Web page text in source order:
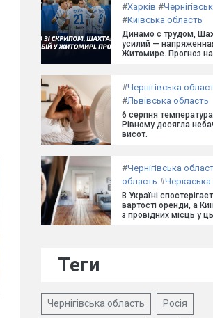
#Харків #
#Київська область
Динамо с трудом,
усилий —
Житомире. Прогноз на
#Чернігівська
#Львівська область
6 серпня температура
Рівному досягла
висот.
#Чернігівська
область #Черкаська
В Україні
вартості оренди, а
з провідних місць у
Теги
Чернігівська область Росія